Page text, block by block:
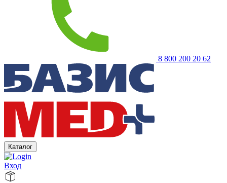
8 800 200 20 62
Каталог
Вход